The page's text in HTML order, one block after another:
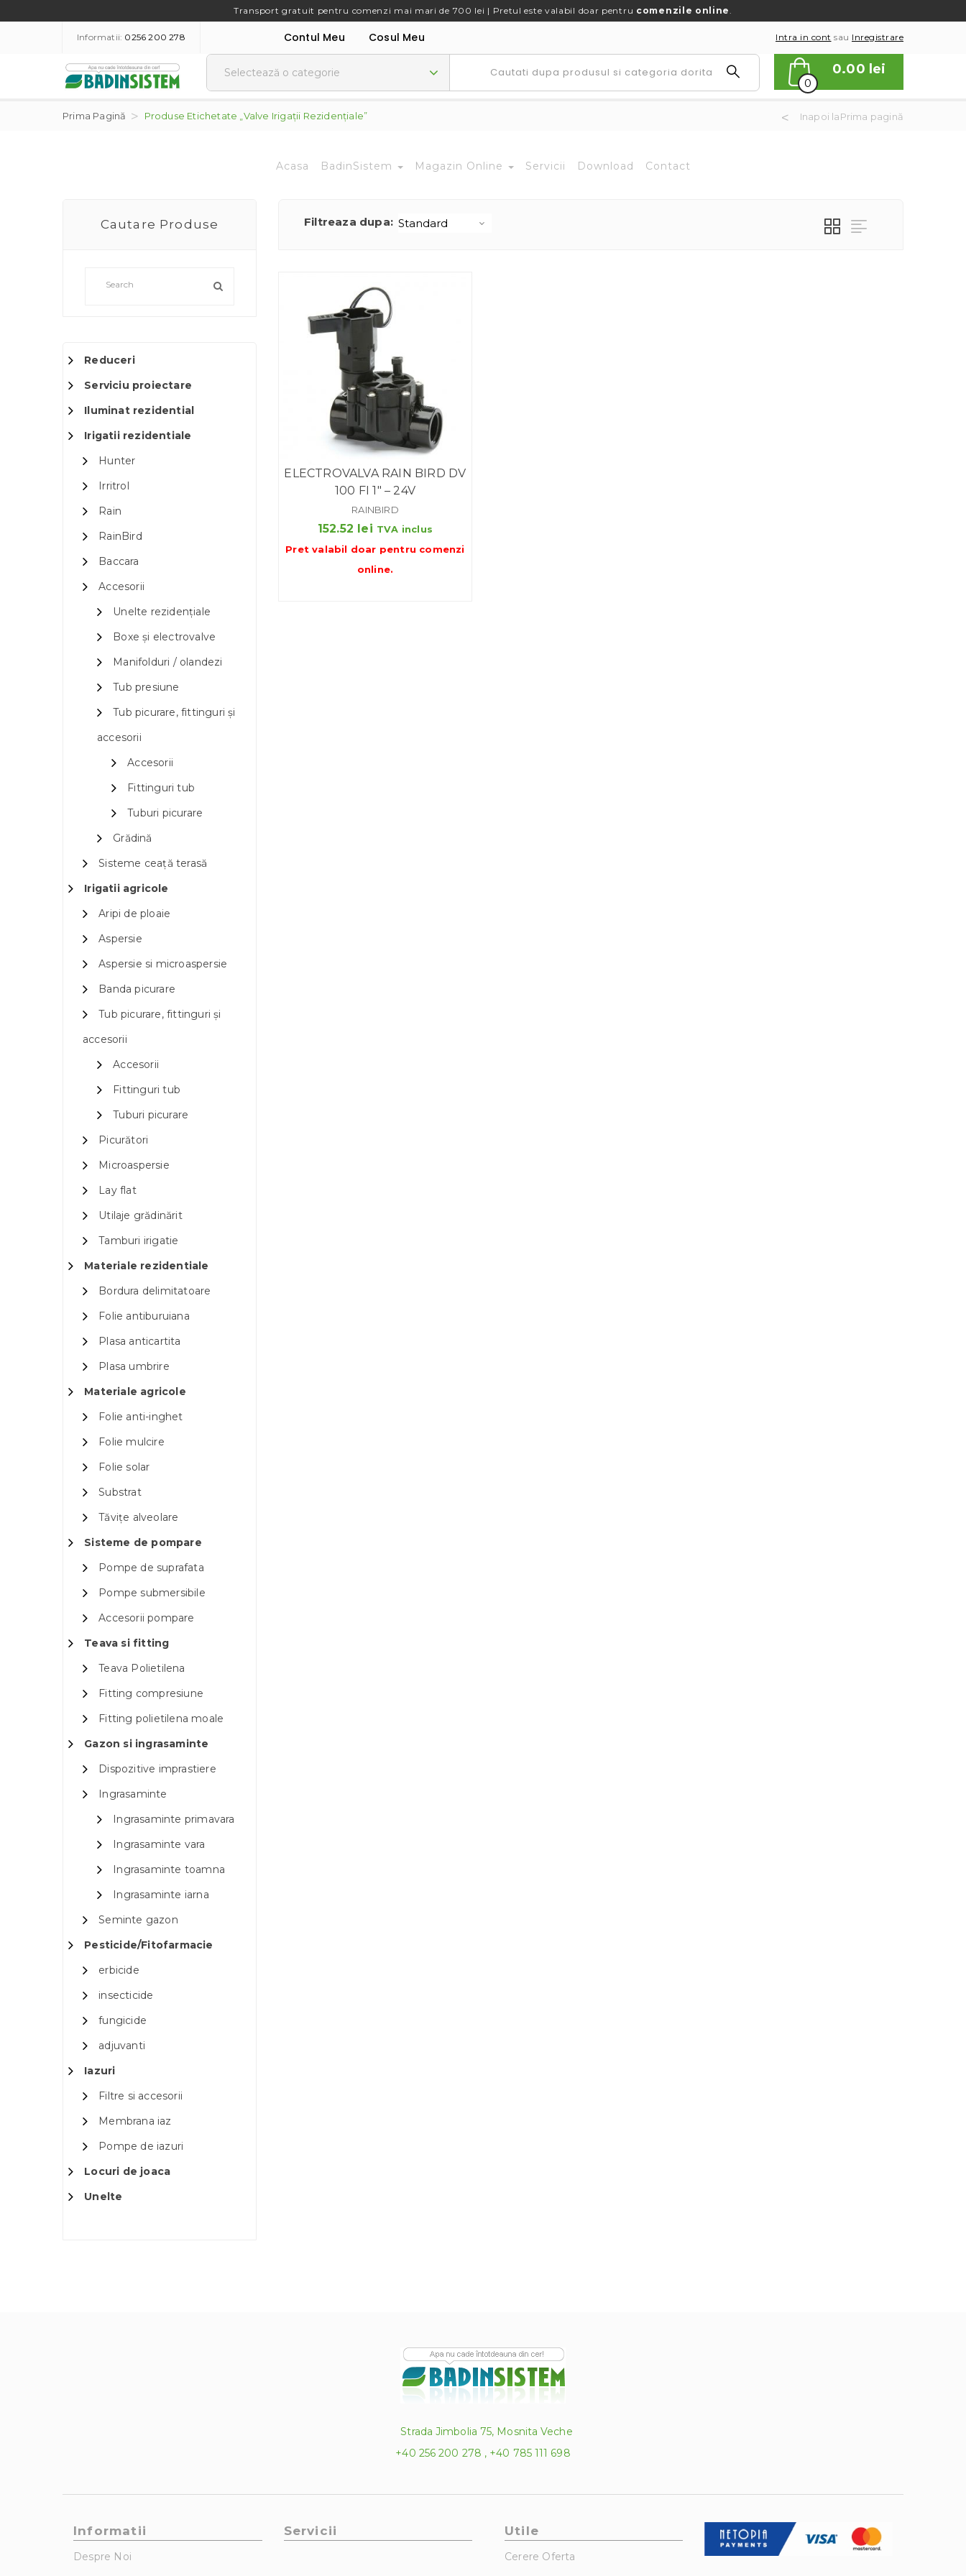
Transport gratuit pentru comenzi mai mari de 700 lei | Pretul este valabil doar pentru comenzile online.
Informatii: 0256 200 278 Contul Meu Cosul Meu Intra in cont sau Inregistrare
0
0.00 lei
Prima Pagină Produse Etichetate „valve Irigaţii Rezidenţiale” Inapoi laPrima pagină
Acasa BadinSistem Magazin Online Servicii Download Contact
Cautare Produse
Reduceri
Serviciu proiectare
Iluminat rezidential
Irigatii rezidentiale
Hunter
Irritrol
Rain
RainBird
Baccara
Accesorii
Unelte rezidențiale
Boxe și electrovalve
Manifolduri / olandezi
Tub presiune
Tub picurare, fittinguri și
accesorii
Accesorii
Fittinguri tub
Tuburi picurare
Grădină
Sisteme ceață terasă
Irigatii agricole
Aripi de ploaie
Aspersie
Aspersie si microaspersie
Banda picurare
Tub picurare, fittinguri și
accesorii
Accesorii
Fittinguri tub
Tuburi picurare
Picurători
Microaspersie
Lay flat
Utilaje grădinărit
Tamburi irigatie
Materiale rezidentiale
Bordura delimitatoare
Folie antiburuiana
Plasa anticartita
Plasa umbrire
Materiale agricole
Folie anti-inghet
Folie mulcire
Folie solar
Substrat
Tăvițe alveolare
Sisteme de pompare
Pompe de suprafata
Pompe submersibile
Accesorii pompare
Teava si fitting
Teava Polietilena
Fitting compresiune
Fitting polietilena moale
Gazon si ingrasaminte
Dispozitive imprastiere
Ingrasaminte
Ingrasaminte primavara
Ingrasaminte vara
Ingrasaminte toamna
Ingrasaminte iarna
Seminte gazon
Pesticide/Fitofarmacie
erbicide
insecticide
fungicide
adjuvanti
Iazuri
Filtre si accesorii
Membrana iaz
Pompe de iazuri
Locuri de joaca
Unelte
Filtreaza dupa:
ELECTROVALVA RAIN BIRD DV
100 FI 1″ – 24V
RAINBIRD
152.52 lei TVA inclus
Pret valabil doar pentru comenzi
online.
Strada Jimbolia 75, Mosnita Veche
+40 256 200 278 , +40 785 111 698
Informatii
Despre Noi
Servicii Utile
Cerere Oferta